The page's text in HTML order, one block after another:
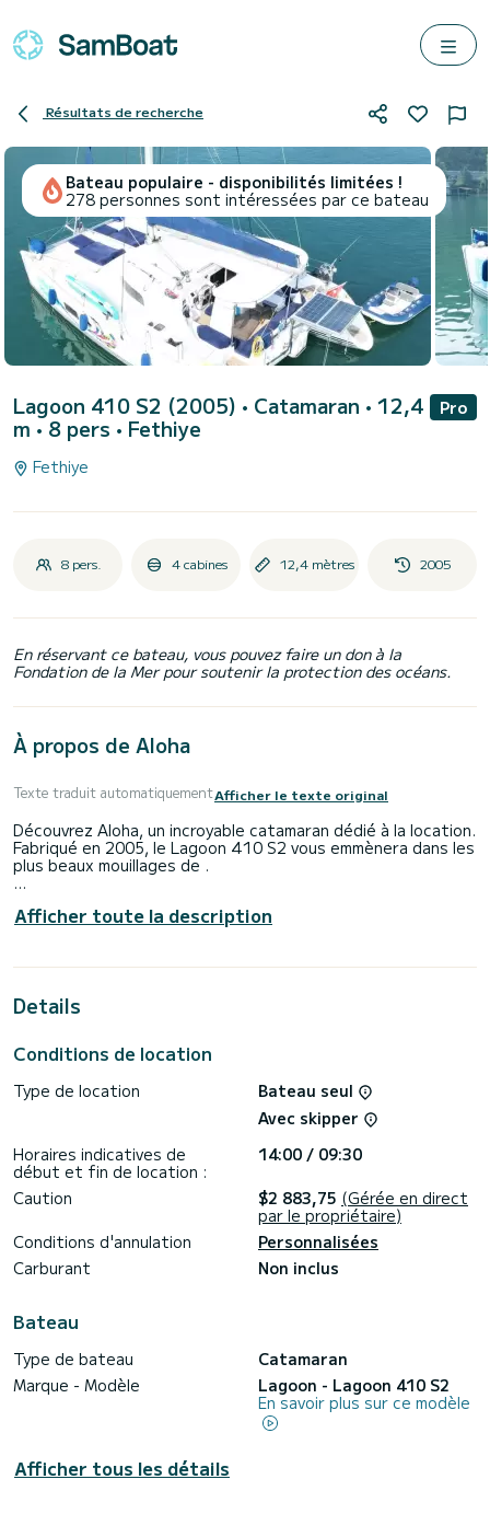
Résultats de recherche
Bateau populaire - disponibilités limitées !
278 personnes sont intéressées par ce bateau
Lagoon 410 S2 (2005) • Catamaran • 12,4
m • 8 pers • Fethiye
Pro
Fethiye
8 pers. 4 cabines 12,4 mètres 2005
En réservant ce bateau, vous pouvez faire un don à la
Fondation de la Mer pour soutenir la protection des océans.
À propos de Aloha
Texte traduit automatiquementAfficher le texte original
Découvrez Aloha, un incroyable catamaran dédié à la location.
Fabriqué en 2005, le Lagoon 410 S2 vous emmènera dans les
plus beaux mouillages de .
catamaran de 12 mètres. Vous pourrez accueillir jusqu'à 8
passagers en croisière et profiter de ses 4 cabines au
douche.
Génois sur enrouleur. Il dispose des équipements suivants :
Douche de pont, Dessalinisateur.
Pour toute demande d'informations ou réservation, cliquez
sur le bouton « Demande de devis », un expert SamBoat vous
Afficher toute la description
Details
Conditions de location
Type de location
Bateau seul
Avec skipper
Horaires indicatives de
début et fin de location :
14:00 / 09:30
Caution
$2 883,75 (Gérée en direct
par le propriétaire)
Conditions d'annulation
Personnalisées
Carburant
Non inclus
Bateau
Type de bateau
Catamaran
Marque - Modèle
Lagoon - Lagoon 410 S2
En savoir plus sur ce modèle
Afficher tous les détails